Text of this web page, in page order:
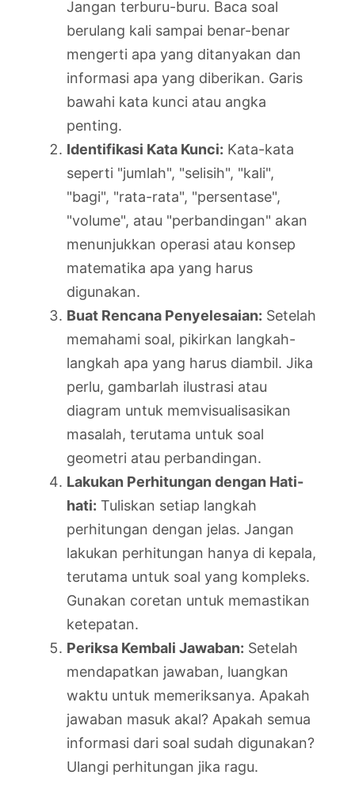
Jangan terburu-buru. Baca soal
berulang kali sampai benar-benar
mengerti apa yang ditanyakan dan
informasi apa yang diberikan. Garis
bawahi kata kunci atau angka
penting.
Identifikasi Kata Kunci: Kata-kata
seperti "jumlah", "selisih", "kali",
"bagi", "rata-rata", "persentase",
"volume", atau "perbandingan" akan
menunjukkan operasi atau konsep
matematika apa yang harus
digunakan.
Buat Rencana Penyelesaian: Setelah
memahami soal, pikirkan langkah-
langkah apa yang harus diambil. Jika
perlu, gambarlah ilustrasi atau
diagram untuk memvisualisasikan
masalah, terutama untuk soal
geometri atau perbandingan.
Lakukan Perhitungan dengan Hati-
hati: Tuliskan setiap langkah
perhitungan dengan jelas. Jangan
lakukan perhitungan hanya di kepala,
terutama untuk soal yang kompleks.
Gunakan coretan untuk memastikan
ketepatan.
Periksa Kembali Jawaban: Setelah
mendapatkan jawaban, luangkan
waktu untuk memeriksanya. Apakah
jawaban masuk akal? Apakah semua
informasi dari soal sudah digunakan?
Ulangi perhitungan jika ragu.